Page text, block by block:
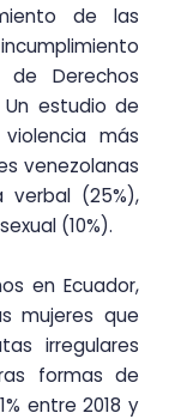
de las
de Derechos
estudio de
más
venezolanas
verbal (25%),
(10%).
en Ecuador,
mujeres que
irregulares
formas de
entre 2018 y